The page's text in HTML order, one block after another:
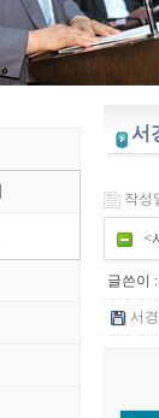
서
작성
<서
글쓴이 :
서